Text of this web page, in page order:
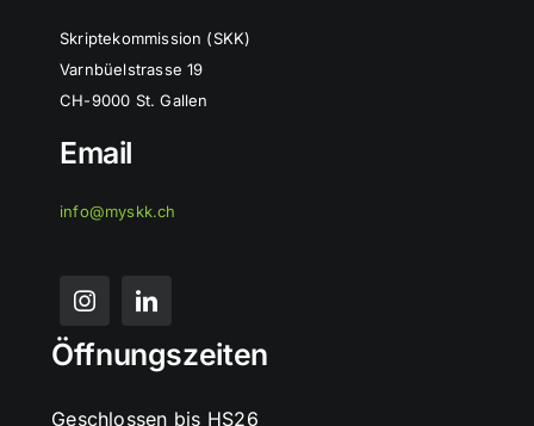
Skriptekommission (SKK)
Varnbüelstrasse 19
CH-9000 St. Gallen
Email
info@myskk.ch
Öffnungszeiten
Geschlossen bis HS26